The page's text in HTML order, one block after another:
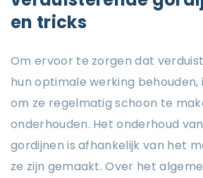
en tricks
Om ervoor te zorgen dat
hun optimale werking
om ze regelmatig schoon te
onderhouden. Het onderhoud
gordijnen is afhankelijk van het
ze zijn gemaakt. Over het